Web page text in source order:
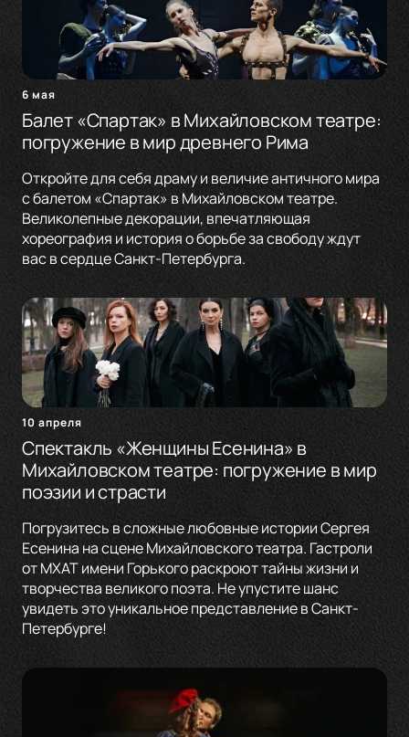
6 мая
Балет «Спартак» в Михайловском театре:
погружение в мир древнего Рима
Откройте для себя драму и величие античного мира
с балетом «Спартак» в Михайловском театре.
Великолепные декорации, впечатляющая
хореография и история о борьбе за свободу ждут
вас в сердце Санкт-Петербурга.
10 апреля
Спектакль «Женщины Есенина» в
Михайловском театре: погружение в мир
поэзии и страсти
Погрузитесь в сложные любовные истории Сергея
Есенина на сцене Михайловского театра. Гастроли
от МХАТ имени Горького раскроют тайны жизни и
творчества великого поэта. Не упустите шанс
увидеть это уникальное представление в Санкт-
Петербурге!